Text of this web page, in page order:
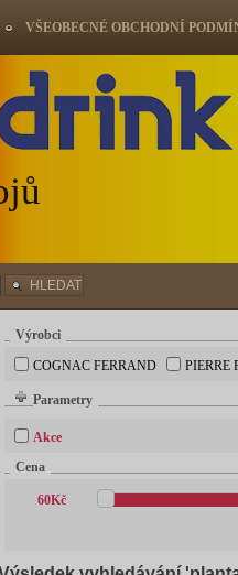
Výrobci
COGNAC FERRAND
PIERRE
Parametry
Akce
Cena
60Kč
VŠEOBECNÉ OBCHODNÍ
HLEDAT